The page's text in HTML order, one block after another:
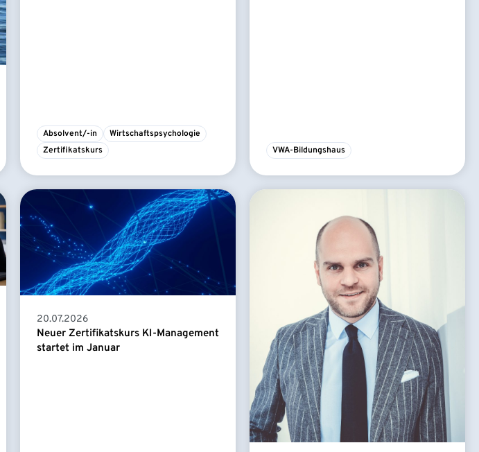
Absolvent/-in
Wirtschaftspsychologie
Zertifikatskurs
VWA-Bildungshaus
20.07.2026
Neuer Zertifikatskurs KI-Management
startet im Januar